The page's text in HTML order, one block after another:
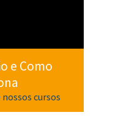
e Como
cursos